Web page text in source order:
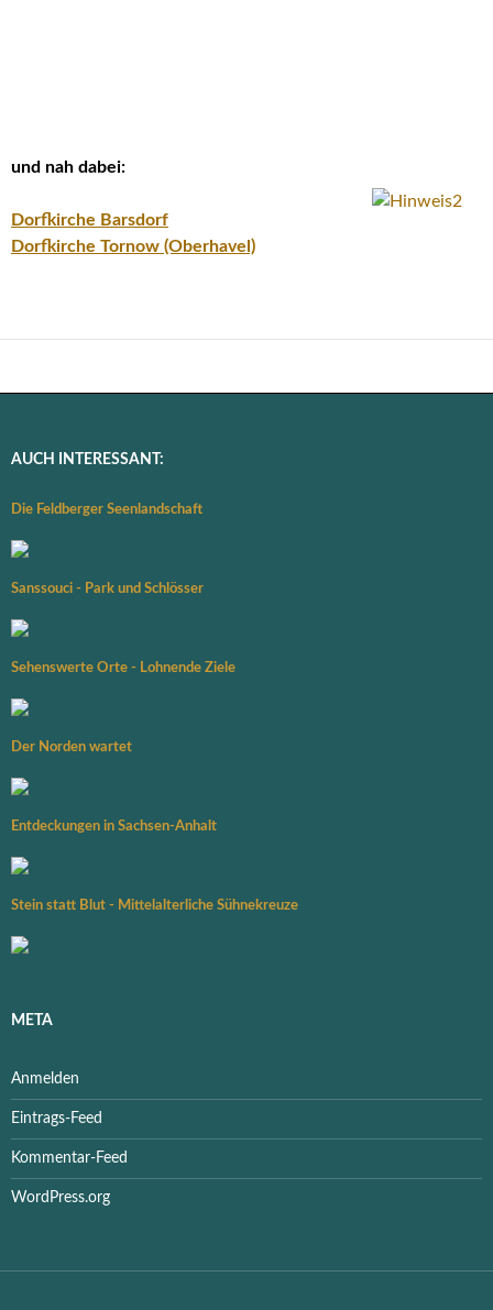
und nah dabei:
Dorfkirche Barsdorf
Dorfkirche Tornow (Oberhavel)
AUCH INTERESSANT:
Die Feldberger Seenlandschaft
Sanssouci - Park und Schlösser
Sehenswerte Orte - Lohnende Ziele
Der Norden wartet
Entdeckungen in Sachsen-Anhalt
Stein statt Blut - Mittelalterliche Sühnekreuze
META
Anmelden
Eintrags-Feed
Kommentar-Feed
WordPress.org